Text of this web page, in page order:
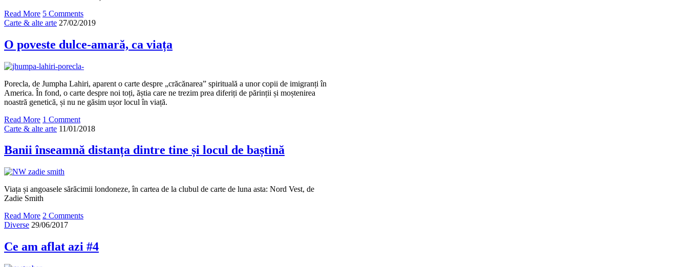
Read More 5 Comments
Carte & alte arte 27/02/2019
O poveste dulce-amară, ca viața
Porecla, de Jumpha Lahiri, aparent o carte despre „crăcănarea” spirituală a unor copii de imigranți în
America. În fond, o carte despre noi toți, ăștia care ne trezim prea diferiți de părinții și moștenirea
noastră genetică, și nu ne găsim ușor locul în viață.
Read More 1 Comment
Carte & alte arte 11/01/2018
Banii înseamnă distanța dintre tine și locul de baștină
Viața și angoasele sărăcimii londoneze, în cartea de la clubul de carte de luna asta: Nord Vest, de
Zadie Smith
Read More 2 Comments
Diverse 29/06/2017
Ce am aflat azi #4